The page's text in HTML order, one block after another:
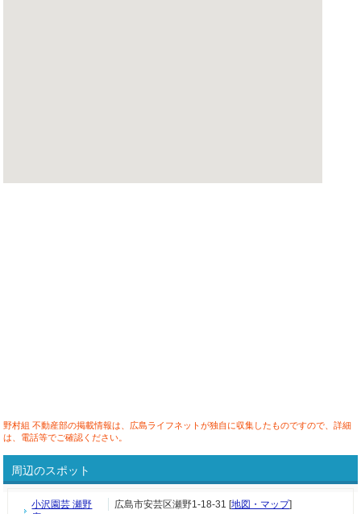
野村組 不動産部の掲載情報は、広島ライフネットが独自に収集したものですので、詳細
は、電話等でご確認ください。
周辺のスポット
小沢園芸 瀬野
広島市安芸区瀬野1-18-31 [地図・マップ]